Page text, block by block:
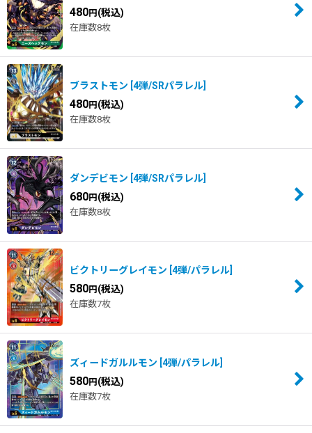
480円 (税込)
在庫数8枚
ブラストモン 4弾/SRパラレル
480円 (税込)
在庫数8枚
ダンデビモン 4弾/SRパラレル
680円 (税込)
在庫数8枚
ビクトリーグレイモン 4弾/パラレル
580円 (税込)
在庫数7枚
ズィードガルルモン 4弾/パラレル
580円 (税込)
在庫数7枚